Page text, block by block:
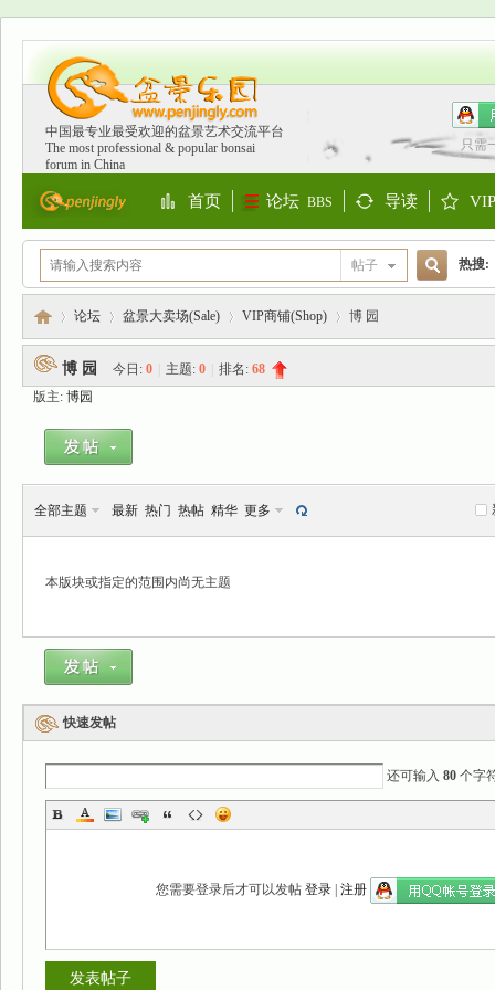
中国最专业最受欢迎的盆景艺术交流平台
The most professional & popular bonsai
forum in China
只需
首页 论坛 BBS 导读
帖子
搜
热搜:
论坛 盆景大卖场(Sale) VIP商铺(Shop) 博 园
博 园 今日: 0 主题: 0 排名: 68
版主: 博园
全部主题 最新 热门 热帖 精华 更多
本版块或指定的范围内尚无主题
快速发帖
还可输入 80 个字
您需要登录后才可以发帖 登录 注册
发表帖子